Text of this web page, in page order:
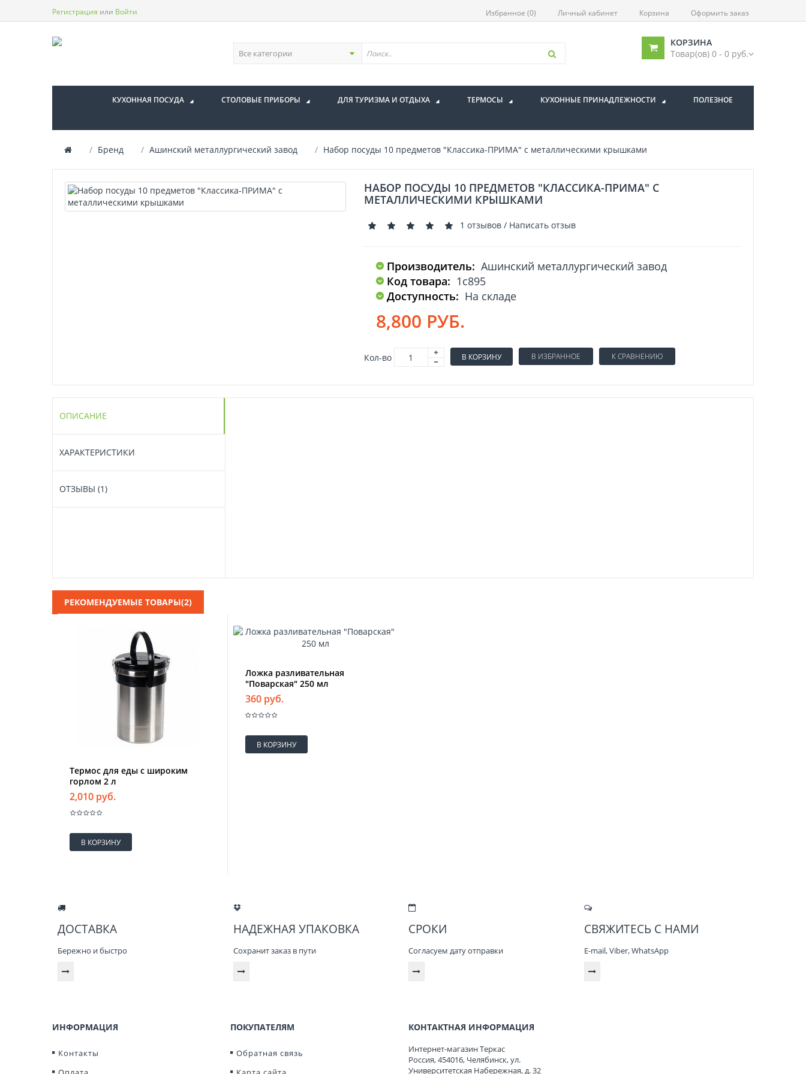
Регистрация или Войти Избранное (0) Личный кабинет Корзина Оформить заказ
КОРЗИНА
Товар(ов) 0 - 0 руб.
КУХОННАЯ ПОСУДА СТОЛОВЫЕ ПРИБОРЫ ДЛЯ ТУРИЗМА И ОТДЫХА ТЕРМОСЫ КУХОННЫЕ ПРИНАДЛЕЖНОСТИ ПОЛЕЗНОЕ
Бренд Ашинский металлургический завод Набор посуды 10 предметов "Классика-ПРИМА" с металлическими крышками
НАБОР ПОСУДЫ 10 ПРЕДМЕТОВ "КЛАССИКА-ПРИМА" С
МЕТАЛЛИЧЕСКИМИ КРЫШКАМИ
1 отзывов/ Написать отзыв
Производитель: Ашинский металлургический завод
Код товара: 1с895
Доступность: На складе
8,800 РУБ.
Кол-во В КОРЗИНУ В ИЗБРАННОЕ К СРАВНЕНИЮ
ОПИСАНИЕ
ХАРАКТЕРИСТИКИ
ОТЗЫВЫ (1)
РЕКОМЕНДУЕМЫЕ ТОВАРЫ(2)
Термос для еды с широким
горлом 2 л
2,010 руб.
В КОРЗИНУ
Ложка разливательная
"Поварская" 250 мл
360 руб.
В КОРЗИНУ
ДОСТАВКА
Бережно и быстро
НАДЕЖНАЯ УПАКОВКА
Сохранит заказ в пути
СРОКИ
Согласуем дату отправки
СВЯЖИТЕСЬ С НАМИ
E-mail, Viber,WhatsApp
ИНФОРМАЦИЯ
Контакты
ПОКУПАТЕЛЯМ
Обратная связь
КОНТАКТНАЯ ИНФОРМАЦИЯ
Интернет-магазин Теркас
Россия,454016, Челябинск,ул.
Университетская Набережная, д. 32